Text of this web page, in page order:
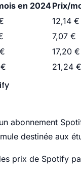
en 2024Prix/
12,14 €
7,07 €
17,20 €
21,24 €
abonnement
destinée aux
prix de Spotify